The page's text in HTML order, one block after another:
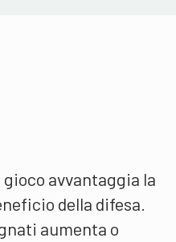
avvantaggia la
della difesa.
aumenta o